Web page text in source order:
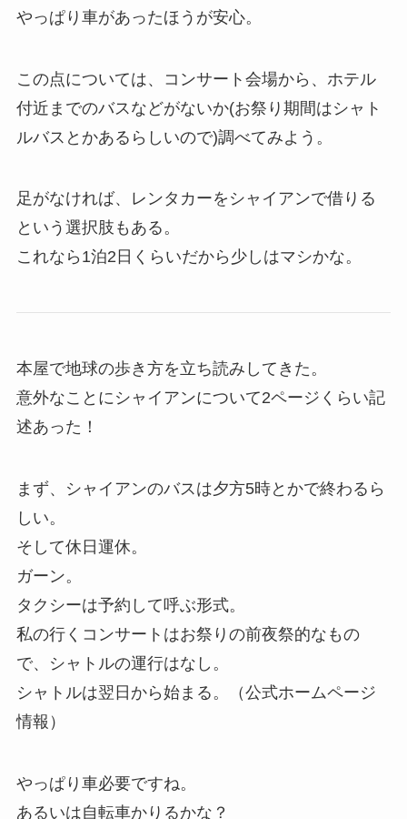
やっぱり車があったほうが安心。
この点については、コンサート会場から、ホテル
付近までのバスなどがないか(お祭り期間はシャト
ルバスとかあるらしいので)調べてみよう。
足がなければ、レンタカーをシャイアンで借りる
という選択肢もある。
これなら1泊2日くらいだから少しはマシかな。
本屋で地球の歩き方を立ち読みしてきた。
意外なことにシャイアンについて2ページくらい記
述あった！
まず、シャイアンのバスは夕方5時とかで終わるら
しい。
そして休日運休。
ガーン。
タクシーは予約して呼ぶ形式。
私の行くコンサートはお祭りの前夜祭的なもの
で、シャトルの運行はなし。
シャトルは翌日から始まる。（公式ホームページ
情報）
やっぱり車必要ですね。
あるいは自転車かりるかな？